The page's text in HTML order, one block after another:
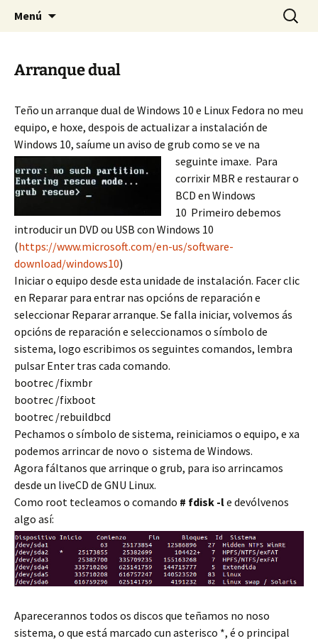
Quintasnovas
Pagina sobre licores,viño, cervexa, sidra,
receitas, fotografia, agricultura, informatica,
Menú Buscar:
Arranque dual
Teño un arranque dual de Windows 10 e Linux Fedora no meu
equipo, e hoxe, despois de actualizar a instalación de
Windows 10, saíume un aviso de grub como se ve na
seguinte imaxe. Para
corrixir MBR e restaurar o
BCD en Windows
10 Primeiro debemos
introducir un DVD ou USB con Windows 10
(https://www.microsoft.com/en-us/software-
download/windows10)
Iniciar o equipo desde esta unidade de instalación. Facer clic
en Reparar para entrar nas opcións de reparación e
seleccionar Reparar arranque. Se falla iniciar, volvemos ás
opcións de reparación e seleccionamos o símbolo de
sistema, logo escribimos os seguintes comandos, lembra
pulsar Enter tras cada comando.
bootrec /fixmbr
bootrec /fixboot
bootrec /rebuildbcd
Pechamos o símbolo de sistema, reiniciamos o equipo, e xa
podemos arrincar de novo o sistema de Windows.
Agora fáltanos que arrinque o grub, para iso arrincamos
desde un liveCD de GNU Linux.
Como root tecleamos o comando # fdisk -le devólvenos
algo así:
Aparecerannos todos os discos que teñamos no noso
sistema, o que está marcado cun asterisco *, é o principal